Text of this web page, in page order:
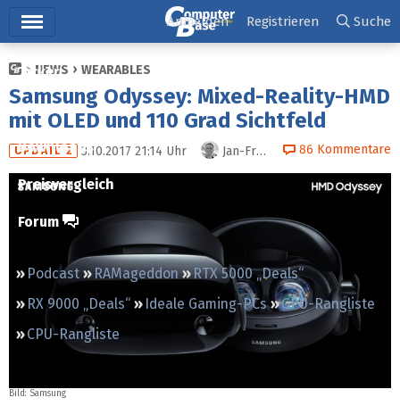
Ticker
Tests
Downloads
Preisvergleich
Forum
Podcast RAMageddon
RTX 5000 „Deals“
RX 9000 „Deals“
Ideale Gaming-PCs
GPU-Rangliste
CPU-Rangliste
Anmelden Registrieren Suche
NEWS WEARABLES
Samsung Odyssey: Mixed-Reality-HMD
mit OLED und 110 Grad Sichtfeld
UPDATE 2 3.10.2017 21:14 Uhr Jan-Frederik Timm 86 Kommentare
Bild: Samsung